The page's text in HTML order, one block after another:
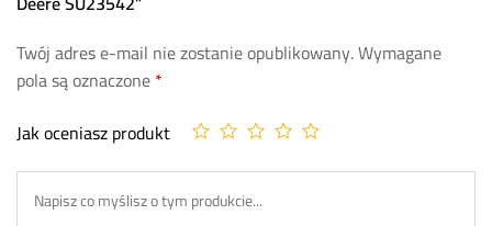
Twój adres e-mail nie zostanie opublikowany.Wymagane
pola są oznaczone*
Jak oceniasz produkt